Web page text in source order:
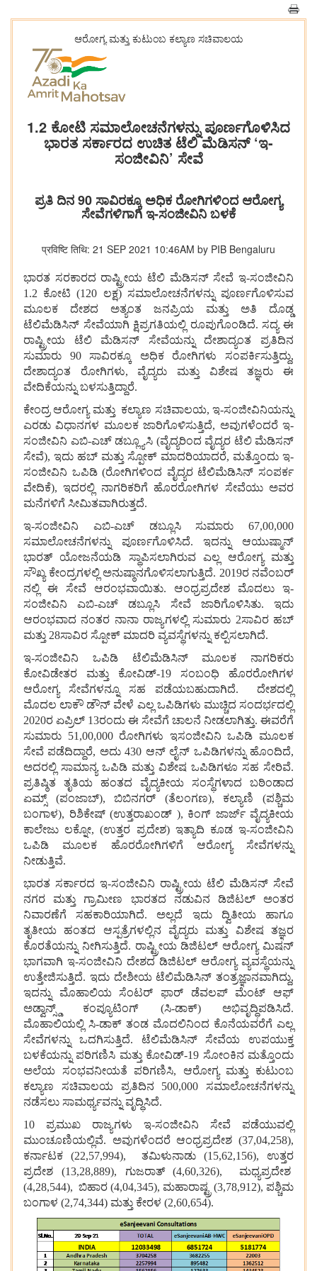
ಆರೋಗ್ಯ ಮತ್ತು ಕುಟುಂಬ ಕಲ್ಯಾಣ ಸಚಿವಾಲಯ
1.2 ಕೋಟಿ ಸಮಾಲೋಚನೆಗಳನ್ನು ಪೂರ್ಣಗೊಳಿಸಿದ
ಭಾರತ ಸರ್ಕಾರದ ಉಚಿತ ಟೆಲಿ ಮೆಡಿಸನ್ ‘ಇ-
ಸಂಜೀವಿನಿ’ ಸೇವೆ
ಪ್ರತಿ ದಿನ 90 ಸಾವಿರಕ್ಕೂ ಅಧಿಕ ರೋಗಿಗಳಿಂದ ಆರೋಗ್ಯ
ಸೇವೆಗಳಿಗಾಗಿ ಇ-ಸಂಜೀವಿನಿ ಬಳಕೆ
प्रविष्टि तिथि: 21 SEP 2021 10:46AM by PIB Bengaluru
ಭಾರತ ಸರಕಾರದ ರಾಷ್ಟ್ರೀಯ ಟೆಲಿ ಮೆಡಿಸನ್ ಸೇವೆ ಇ-ಸಂಜೀವಿನಿ
1.2 ಕೋಟಿ (120 ಲಕ್ಷ) ಸಮಾಲೋಚನೆಗಳನ್ನು ಪೂರ್ಣಗೊಳಿಸುವ
ಮೂಲಕ
ದೇಶದ ಅತ್ಯಂತ ಜನಪ್ರಿಯ ಮತ್ತು ಅತಿ
ದೊಡ್ಡ
ಟೆಲಿಮೆಡಿಸಿನ್ ಸೇವೆಯಾಗಿ ಕ್ಷಿಪ್ರಗತಿಯಲ್ಲಿ ರೂಪುಗೊಂಡಿದೆ.ಸದ್ಯ ಈ
ರಾಷ್ಟ್ರೀಯ
ಟೆಲಿ ಮೆಡಿಸನ್ ಸೇವೆಯನ್ನು ದೇಶಾದ್ಯಂತ
ಪ್ರತಿದಿನ
ಸುಮಾರು
90 ಸಾವಿರಕ್ಕೂ ಅಧಿಕ ರೋಗಿಗಳು ಸಂಪರ್ಕಿಸುತ್ತಿದ್ದು,
ದೇಶಾದ್ಯಂತ
ರೋಗಿಗಳು, ವೈದ್ಯರು ಮತ್ತು ವಿಶೇಷ ತಜ್ಞರು
ಈ
ವೇದಿಕೆಯನ್ನು ಬಳಸುತ್ತಿದ್ದಾರೆ.
ಕೇಂದ್ರ ಆರೋಗ್ಯ ಮತ್ತು ಕಲ್ಯಾಣ ಸಚಿವಾಲಯ,ಇ-ಸಂಜೀವಿನಿಯನ್ನು
ಎರಡು ವಿಧಾನಗಳ ಮೂಲಕ ಜಾರಿಗೊಳಿಸುತ್ತಿದೆ, ಅವುಗಳೆಂದರೆ ಇ-
ಸಂಜೀವಿನಿ ಎಬಿ-ಎಚ್ ಡಬ್ಲ್ಯೂಸಿ (ವೈದ್ಯರಿಂದ ವೈದ್ಯರ ಟೆಲಿ ಮೆಡಿಸನ್
ಸೇವೆ), ಇದು ಹಬ್ ಮತ್ತು ಸ್ಪೋಕ್ ಮಾದರಿಯಾದರೆ, ಮತ್ತೊಂದು ಇ-
ಸಂಜೀವಿನಿ ಒಪಿಡಿ(ರೋಗಿಗಳಿಂದ ವೈದ್ಯರ ಟೆಲಿಮೆಡಿಸಿನ್ ಸಂಪರ್ಕ
ವೇದಿಕೆ),ಇದರಲ್ಲಿ ನಾಗರಿಕರಿಗೆ ಹೊರರೋಗಿಗಳ ಸೇವೆಯು ಅವರ
ಮನೆಗಳಿಗೆ ಸೀಮಿತವಾಗಿರುತ್ತದೆ.
ಇ-ಸಂಜೀವಿನಿ ಎಬಿ-ಎಚ್ ಡಬ್ಲೂಸಿ ಸುಮಾರು
67,00,000
ಸಮಾಲೋಚನೆಗಳನ್ನು
ಪೂರ್ಣಗೊಳಿಸಿದೆ.ಇದನ್ನು
ಆಯುಷ್ಮಾನ್
ಭಾರತ್
ಯೋಜನೆಯಡಿ ಸ್ಥಾಪಿಸಲಾಗಿರುವ ಎಲ್ಲ ಆರೋಗ್ಯ
ಮತ್ತು
ಸೌಖ್ಯ ಕೇಂದ್ರಗಳಲ್ಲಿ ಅನುಷ್ಠಾನಗೊಳಿಸಲಾಗುತ್ತಿದೆ. 2019ರ ನವೆಂಬರ್
ನಲ್ಲಿ
ಈ ಸೇವೆ ಆರಂಭವಾಯಿತು. ಆಂಧ್ರಪ್ರದೇಶ ಮೊದಲು ಇ-
ಸಂಜೀವಿನಿ
ಎಬಿ-ಎಚ್ ಡಬ್ಲೂಸಿ ಸೇವೆ ಜಾರಿಗೊಳಿಸಿತು.ಇದು
ಆರಂಭವಾದ ನಂತರ ನಾನಾ ರಾಜ್ಯಗಳಲ್ಲಿ ಸುಮಾರು 2ಸಾವಿರ ಹಬ್
ಮತ್ತು 28ಸಾವಿರ ಸ್ಪೋಕ್ ಮಾದರಿ ವ್ಯವಸ್ಥೆಗಳನ್ನು ಕಲ್ಪಿಸಲಾಗಿದೆ.
ಇ-ಸಂಜೀವಿನಿ ಒಪಿಡಿ ಟೆಲಿಮೆಡಿಸಿನ್ ಮೂಲಕ
ನಾಗರಿಕರು
ಕೋವಿಡೇತರ
ಮತ್ತು ಕೋವಿಡ್-19 ಸಂಬಂಧಿ
ಹೊರರೋಗಿಗಳ
ಆರೋಗ್ಯ
ಸೇವೆಗಳನ್ನೂ ಸಹ ಪಡೆಯಬಹುದಾಗಿದೆ. ದೇಶದಲ್ಲಿ
ಮೊದಲ ಲಾಕೌ ಡೌನ್ ವೇಳೆ ಎಲ್ಲ ಒಪಿಡಿಗಳು ಮುಚ್ಚಿದ ಸಂದರ್ಭದಲ್ಲಿ
2020ರ ಏಪ್ರಿಲ್ 13ರಂದು ಈ ಸೇವೆಗೆ ಚಾಲನೆ ನೀಡಲಾಗಿತ್ತು. ಈವರೆಗೆ
ಸುಮಾರು 51,00,000 ರೋಗಿಗಳು ಇಸಂಜೀವಿನಿ ಒಪಿಡಿ ಮೂಲಕ
ಸೇವೆ ಪಡೆದಿದ್ದಾರೆ, ಅದು 430 ಆನ್ ಲೈನ್ ಒಪಿಡಿಗಳನ್ನು ಹೊಂದಿದೆ,
ಅದರಲ್ಲಿ ಸಾಮಾನ್ಯ ಒಪಿಡಿ ಮತ್ತು ವಿಶೇಷ ಒಪಿಡಿಗಳೂ ಸಹ ಸೇರಿವೆ.
ಪ್ರತಿಷ್ಠಿತ
ತೃತಿಯ ಹಂತದ ವೈದ್ಯಕೀಯ ಸಂಸ್ಥೆಗಳಾದ
ಬಠಿಂಡಾದ
ಏಮ್ಸ್(ಪಂಜಾಬ್),ಬಿಬಿನಗರ್ (ತೆಲಂಗಣ), ಕಲ್ಯಾಣಿ (ಪಶ್ಚಿಮ
ಬಂಗಾಳ), ರಿಶಿಕೇಷ್(ಉತ್ತರಾಖಂಡ್ ), ಕಿಂಗ್ ಜಾರ್ಜ್ ವೈದ್ಯಕೀಯ
ಕಾಲೇಜು ಲಕ್ನೋ, (ಉತ್ತರ ಪ್ರದೇಶ) ಇತ್ಯಾದಿ ಕೂಡ ಇ-ಸಂಜೀವಿನಿ
ಒಪಿಡಿ
ಮೂಲಕ ಹೊರರೋಗಿಗಳಿಗೆ ಆರೋಗ್ಯ
ಸೇವೆಗಳನ್ನು
ನೀಡುತ್ತಿವೆ.
ಭಾರತ ಸರ್ಕಾರದ ಇ-ಸಂಜೀವಿನಿ ರಾಷ್ಟ್ರೀಯ ಟೆಲಿ ಮೆಡಿಸನ್ ಸೇವೆ
ನಗರ
ಮತ್ತು ಗ್ರಾಮೀಣ ಭಾರತದ ನಡುವಿನ ಡಿಜಿಟಲ್
ಅಂತರ
ನಿವಾರಣೆಗೆ
ಸಹಕಾರಿಯಾಗಿದೆ. ಅಲ್ಲದೆ ಇದು ದ್ವಿತೀಯ
ಹಾಗೂ
ತೃತೀಯ
ಹಂತದ ಆಸ್ಪತ್ರೆಗಳಲ್ಲಿನ ವೈದ್ಯರು ಮತ್ತು ವಿಶೇಷ
ತಜ್ಞರ
ಕೊರತೆಯನ್ನು ನೀಗಿಸುತ್ತಿದೆ. ರಾಷ್ಟ್ರೀಯ ಡಿಜಿಟಲ್ ಆರೋಗ್ಯ ಮಿಷನ್
ಭಾಗವಾಗಿ ಇ-ಸಂಜೀವಿನಿ ದೇಶದ ಡಿಜಿಟಲ್ ಆರೋಗ್ಯ ವ್ಯವಸ್ಥೆಯನ್ನು
ಉತ್ತೇಜಿಸುತ್ತಿದೆ. ಇದು ದೇಶೀಯ ಟೆಲಿಮೆಡಿಸಿನ್ ತಂತ್ರಜ್ಞಾನವಾಗಿದ್ದು,
ಇದನ್ನು
ಮೊಹಾಲಿಯ ಸೆಂಟರ್ ಫಾರ್ ಡೆವಲಪ್ ಮೆಂಟ್
ಆಫ್
ಅಡ್ವಾನ್ಸ್ಡ್
ಕಂಪ್ಯೂಟಿಂಗ್ (ಸಿ-ಡಾಕ್) ಅಭಿವೃದ್ಧಿಪಡಿಸಿದೆ.
ಮೊಹಾಲಿಯಲ್ಲಿ ಸಿ-ಡಾಕ್ ತಂಡ ಮೊದಲಿನಿಂದ ಕೊನೆಯವರೆಗೆ ಎಲ್ಲ
ಸೇವೆಗಳನ್ನು
ಒದಗಿಸುತ್ತಿದೆ. ಟೆಲಿಮೆಡಿಸಿನ್ ಸೇವೆಯ
ಉಪಯುಕ್ತ
ಬಳಕೆಯನ್ನು ಪರಿಗಣಿಸಿ ಮತ್ತು ಕೋವಿಡ್-19 ಸೋಂಕಿನ ಮತ್ತೊಂದು
ಅಲೆಯ ಸಂಭವನೀಯತೆ ಪರಿಗಣಿಸಿ, ಆರೋಗ್ಯ ಮತ್ತು
ಕುಟುಂಬ
ಕಲ್ಯಾಣ
ಸಚಿವಾಲಯ ಪ್ರತಿದಿನ 500,000
ಸಮಾಲೋಚನೆಗಳನ್ನು
ನಡೆಸಲು ಸಾಮರ್ಥ್ಯವನ್ನು ವೃದ್ಧಿಸಿದೆ.
10 ಪ್ರಮುಖ ರಾಜ್ಯಗಳು ಇ-ಸಂಜೀವಿನಿ ಸೇವೆ
ಪಡೆಯುವಲ್ಲಿ
ಮುಂಚೂಣಿಯಲ್ಲಿವೆ. ಅವುಗಳೆಂದರೆ ಆಂಧ್ರಪ್ರದೇಶ(37,04,258),
ಕರ್ನಾಟಕ (22,57,994), ತಮಿಳುನಾಡು (15,62,156), ಉತ್ತರ
ಪ್ರದೇಶ (13,28,889), ಗುಜರಾತ್(4,60,326), ಮಧ್ಯಪ್ರದೇಶ
(4,28,544), ಬಿಹಾರ (4,04,345), ಮಹಾರಾಷ್ಟ್ರ (3,78,912), ಪಶ್ಚಿಮ
ಬಂಗಾಳ (2,74,344) ಮತ್ತು ಕೇರಳ (2,60,654).